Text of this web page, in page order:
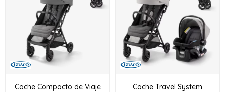
Coche Compacto de Viaje
Coche Travel System